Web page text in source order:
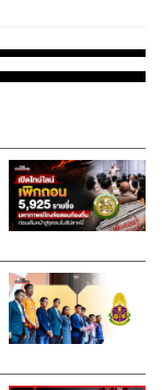
ด์